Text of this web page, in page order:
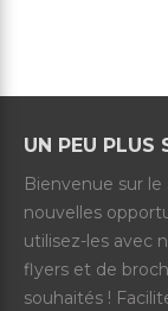
UN PEU PLUS
Bienvenue sur
nouvelles
utilisez-les avec
flyers et de
souhaités !